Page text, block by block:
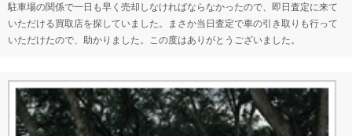
駐車場の関係で一日も早く売却しなければならなかったので、即日査定に来て
いただける買取店を探していました。まさか当日査定で車の引き取りも行って
いただけたので、助かりました。この度はありがとうございました。